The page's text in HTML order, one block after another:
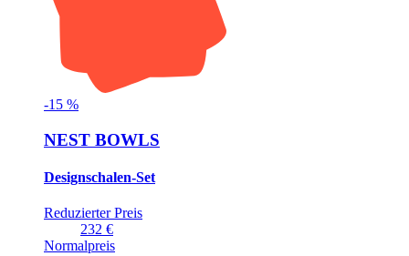
-15 %
NEST BOWLS
Designschalen-Set
Reduzierter Preis
232 €
Normalpreis